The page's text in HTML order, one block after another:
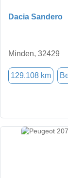
Dacia Sandero
Minden, 32429
129.108 km